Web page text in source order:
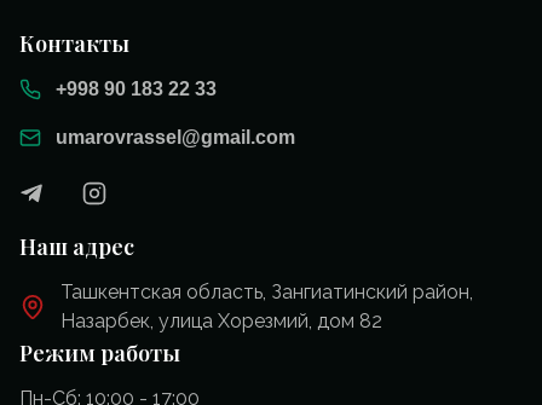
Контакты
+998 90 183 22 33
umarovrassel@gmail.com
Наш адрес
Ташкентская область, Зангиатинский район,
Назарбек, улица Хорезмий, дом 82
Режим работы
Пн-Сб: 10:00 - 17:00